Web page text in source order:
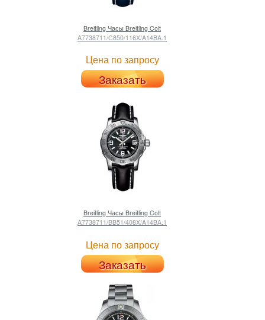
Breitling Часы Breitling Colt
A7738711/C850/116X/A14BA.1
Цена по запросу
Заказать
Breitling Часы Breitling Colt
A7738711/BB51/408X/A14BA.1
Цена по запросу
Заказать